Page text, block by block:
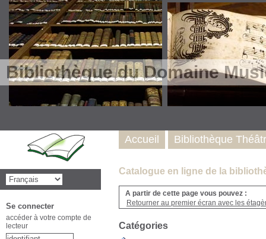
Bibliothèque du Domaine
Catalogue en ligne de la
A partir de cette page vous pouvez :
Retourner au premier écran avec les
Catégories
Accueil Bibliothèque
Se connecter
accéder à votre compte de
lecteur